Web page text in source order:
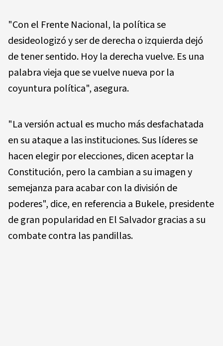
"Con el Frente Nacional, la política se
desideologizó y ser de derecha o izquierda dejó
de tener sentido. Hoy la derecha vuelve. Es una
palabra vieja que se vuelve nueva por la
coyuntura política", asegura.
"La versión actual es mucho más desfachatada
en su ataque a las instituciones. Sus líderes se
hacen elegir por elecciones, dicen aceptar la
Constitución, pero la cambian a su imagen y
semejanza para acabar con la división de
poderes", dice, en referencia a Bukele, presidente
de gran popularidad en El Salvador gracias a su
combate contra las pandillas.